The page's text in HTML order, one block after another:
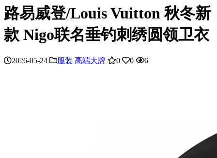
路易威登/Louis Vuitton 秋冬新
款 Nigo联名垂钓刺绣圆领卫衣
2026-05-24 服装 高端大牌 0 0 6